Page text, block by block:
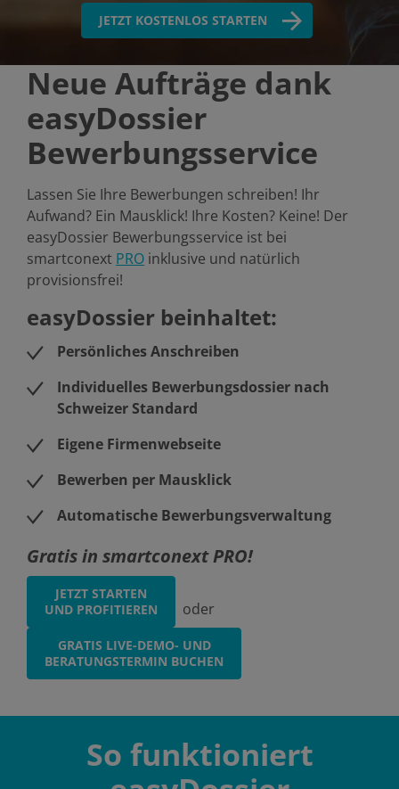
JETZT KOSTENLOS STARTEN
Neue Aufträge dank
easyDossier
Bewerbungsservice
Lassen Sie Ihre Bewerbungen schreiben! Ihr
Aufwand? Ein Mausklick! Ihre Kosten? Keine! Der
easyDossier Bewerbungsservice ist bei
smartconext PRO inklusive und natürlich
provisionsfrei!
easyDossier beinhaltet:
Persönliches Anschreiben
Individuelles Bewerbungsdossier nach
Schweizer Standard
Eigene Firmenwebseite
Bewerben per Mausklick
Automatische Bewerbungsverwaltung
Gratis in smartconext PRO!
JETZT STARTEN
UND PROFITIEREN
oder
GRATIS LIVE-DEMO- UND
BERATUNGSTERMIN BUCHEN
So funktioniert